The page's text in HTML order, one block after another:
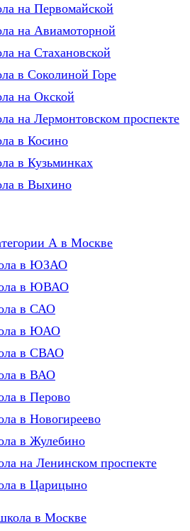
на Первомайской
на Авиамоторной
на Стахановской
в Соколиной Горе
на Окской
на Лермонтовском проспекте
в Косино
в Кузьминках
в Выхино
А в Москве
в ЮЗАО
в ЮВАО
в САО
в ЮАО
в СВАО
в ВАО
в Перово
в Новогиреево
в Жулебино
на Ленинском проспекте
в Царицыно
в Москве